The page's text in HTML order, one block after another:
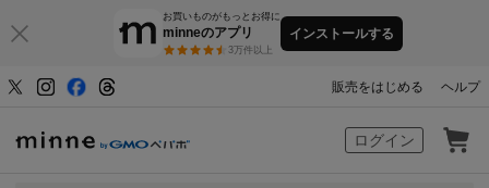
お買いものがもっとお得に
minneのアプリ
3万件以上
インストールする
販売をはじめる ヘルプ
ログイン